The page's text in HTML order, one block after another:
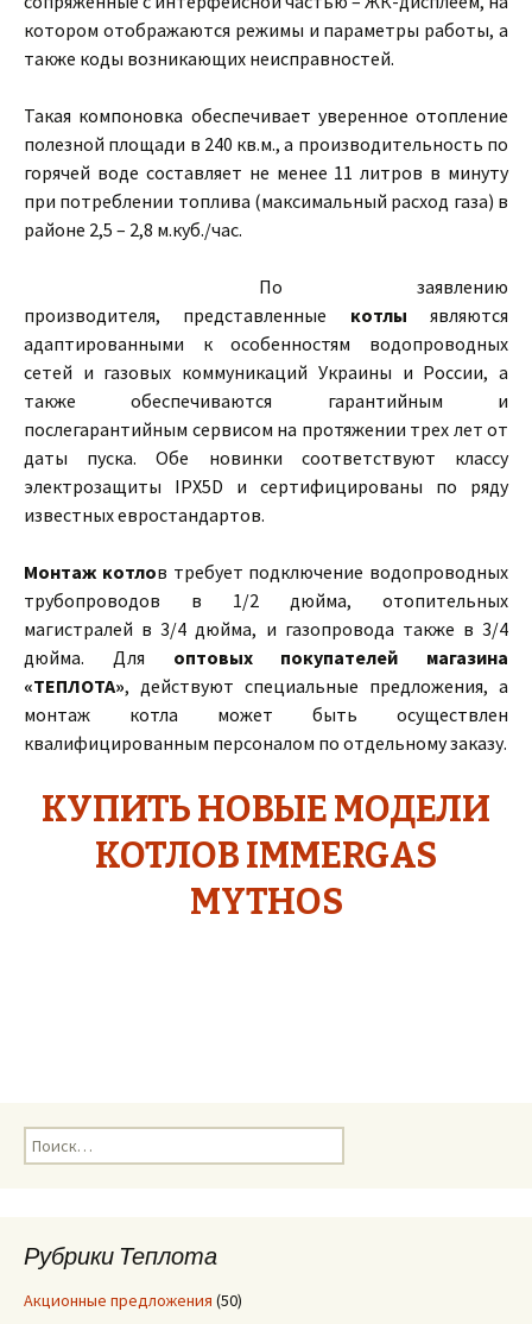
котором отображаются режимы и параметры работы, а
также коды возникающих неисправностей.
Такая компоновка обеспечивает уверенное отопление
полезной площади в 240 кв.м., а производительность по
горячей воде составляет не менее 11 литров в минуту
при потреблении топлива (максимальный расход газа) в
районе 2,5 – 2,8 м.куб./час.
По заявлению
производителя, представленные котлы являются
адаптированными к особенностям водопроводных
сетей и газовых коммуникаций Украины и России, а
также обеспечиваются гарантийным и
послегарантийным сервисом на протяжении трех лет от
даты пуска. Обе новинки соответствуют классу
электрозащиты IPX5D и сертифицированы по ряду
известных евростандартов.
Монтаж котлов требует подключение водопроводных
трубопроводов в 1/2 дюйма, отопительных
магистралей в 3/4 дюйма, и газопровода также в 3/4
дюйма. Для оптовых покупателей
магазина
«ТЕПЛОТА», действуют специальные предложения, а
монтаж котла может быть осуществлен
квалифицированным персоналом по отдельному заказу.
КУПИТЬ НОВЫЕ МОДЕЛИ
КОТЛОВ IMMERGAS
MYTHOS
Н
а
:Рубрики Теплота
Акционные предложения (50)